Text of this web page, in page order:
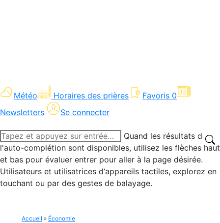
Météo Horaires des prières Favoris 0
Newsletters
Se connecter
Recherche
:
Quand les résultats de
l'auto-complétion sont disponibles, utilisez les flèches haut
et bas pour évaluer entrer pour aller à la page désirée.
Utilisateurs et utilisatrices d‘appareils tactiles, explorez en
touchant ou par des gestes de balayage.
Accueil » Économie